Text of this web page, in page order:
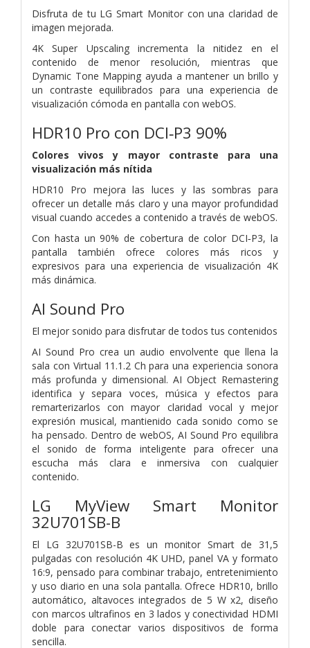
Disfruta de tu LG Smart Monitor con una claridad de
imagen mejorada.
4K Super Upscaling incrementa la nitidez en el
contenido de menor resolución, mientras que
Dynamic Tone Mapping ayuda a mantener un brillo y
un contraste equilibrados para una experiencia de
visualización cómoda en pantalla con webOS.
HDR10 Pro con DCI‑P3 90%
Colores vivos y mayor contraste para una
visualización más nítida
HDR10 Pro mejora las luces y las sombras para
ofrecer un detalle más claro y una mayor profundidad
visual cuando accedes a contenido a través de webOS.
Con hasta un 90% de cobertura de color DCI‑P3, la
pantalla también ofrece colores más ricos y
expresivos para una experiencia de visualización 4K
más dinámica.
AI Sound Pro
El mejor sonido para disfrutar de todos tus contenidos
AI Sound Pro crea un audio envolvente que llena la
sala con Virtual 11.1.2 Ch para una experiencia sonora
más profunda y dimensional. AI Object Remastering
identifica y separa voces, música y efectos para
remarterizarlos con mayor claridad vocal y mejor
expresión musical, mantienido cada sonido como se
ha pensado. Dentro de webOS, AI Sound Pro equilibra
el sonido de forma inteligente para ofrecer una
escucha más clara e inmersiva con cualquier
contenido.
LG MyView Smart Monitor
32U701SB-B
El LG 32U701SB-B es un monitor Smart de 31,5
pulgadas con resolución 4K UHD, panel VA y formato
16:9, pensado para combinar trabajo, entretenimiento
y uso diario en una sola pantalla. Ofrece HDR10, brillo
automático, altavoces integrados de 5 W x2, diseño
con marcos ultrafinos en 3 lados y conectividad HDMI
doble para conectar varios dispositivos de forma
sencilla.